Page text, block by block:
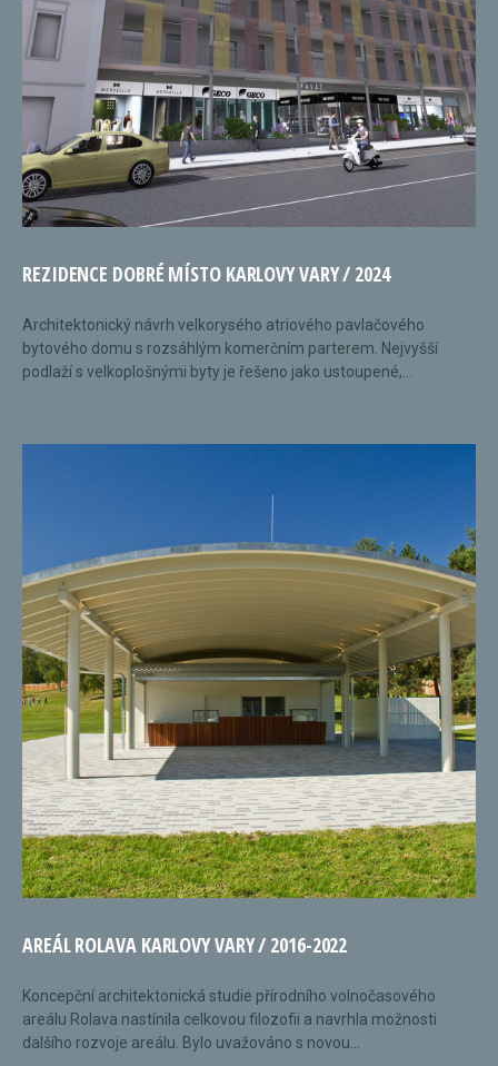
REZIDENCE DOBRÉ MÍSTO KARLOVY VARY / 2024
Architektonický návrh velkorysého atriového pavlačového
bytového domu s rozsáhlým komerčním parterem. Nejvyšší
podlaží s velkoplošnými byty je řešeno jako ustoupené,...
AREÁL ROLAVA KARLOVY VARY / 2016-2022
Koncepční architektonická studie přírodního volnočasového
areálu Rolava nastínila celkovou filozofii a navrhla možnosti
dalšího rozvoje areálu. Bylo uvažováno s novou...